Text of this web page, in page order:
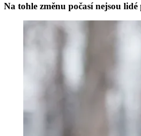
Na tohle změnu počasí nejsou